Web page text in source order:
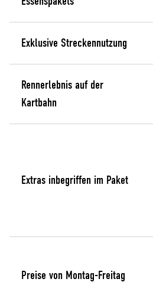
Exklusive Streckennutzung
Rennerlebnis auf der
Kartbahn
Extras inbegriffen im Paket
Preise von Montag-Freitag